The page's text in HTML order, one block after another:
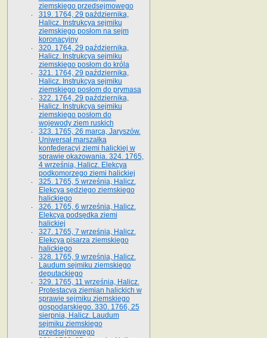
ziemskiego przedsejmowego
319. 1764, 29 października,
Halicz. Instrukcya sejmiku
ziemskiego posłom na sejm
koronacyjny
320. 1764, 29 października,
Halicz. Instrukcya sejmiku
ziemskiego posłom do króla
321. 1764, 29 października,
Halicz. Instrukcya sejmiku
ziemskiego posłom do prymasa
322. 1764, 29 października,
Halicz. Instrukcya sejmiku
ziemskiego posłom do
wojewody ziem ruskich
323. 1765, 26 marca, Jaryszów.
Uniwersał marszałka
konfederacyi ziemi halickiej w
sprawie okazowania. 324. 1765,
4 września, Halicz. Elekcya
podkomorzego ziemi halickiej
325. 1765, 5 września, Halicz.
Elekcya sędziego ziemskiego
halickiego
326. 1765, 6 września, Halicz.
Elekcya podsędka ziemi
halickiej
327. 1765, 7 września, Halicz.
Elekcya pisarza ziemskiego
halickiego
328. 1765, 9 września, Halicz.
Laudum sejmiku ziemskiego
deputackiego
329. 1765, 11 września, Halicz.
Protestacya ziemian halickich w
sprawie sejmiku ziemskiego
gospodarskiego. 330. 1766, 25
sierpnia, Halicz. Laudum
sejmiku ziemskiego
przedsejmowego